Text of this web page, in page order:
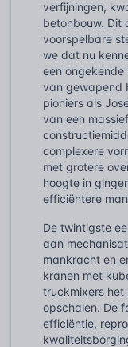
verfijningen,
betonbouw. Dit
voorspelbare
we dat nu
een
van gewapend
pioniers als
van een
complexere
met grotere
hoogte in
efficiëntere
De twintigste
aan
mankracht en
kranen met
truckmixers het
opschalen. De
efficiëntie,